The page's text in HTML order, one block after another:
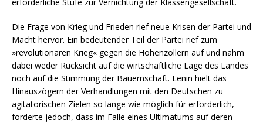
Die Frage von Krieg und Frieden rief neue Krisen der Partei und
Macht hervor. Ein bedeutender Teil der Partei rief zum
»revolutionären Krieg« gegen die Hohenzollern auf und nahm
dabei weder Rücksicht auf die wirtschaftliche Lage des Landes
noch auf die Stimmung der Bauernschaft. Lenin hielt das
Hinauszögern der Verhandlungen mit den Deutschen zu
agitatorischen Zielen so lange wie möglich für erforderlich,
forderte jedoch, dass im Falle eines Ultimatums auf deren